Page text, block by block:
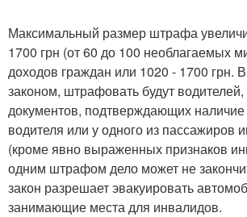
Максимальный размер штрафа
1700 грн (от 60 до 100 необлагаемых
доходов граждан или 1020 - 1700 грн.
законом, штрафовать будут
документов, подтверждающих наличие
водителя или у одного из пассажиров
(кроме явно выраженных признаков
одним штрафом дело может не
закон разрешает эвакуировать
занимающие места для инвалидов.